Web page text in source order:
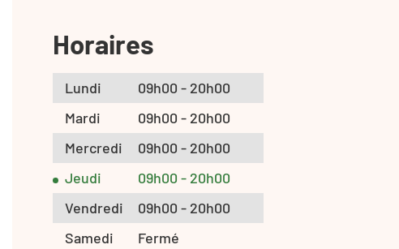
Horaires
Lundi
09h00 - 20h00
Mardi
09h00 - 20h00
Mercredi
09h00 - 20h00
Jeudi
09h00 - 20h00
Vendredi
09h00 - 20h00
Samedi
Fermé